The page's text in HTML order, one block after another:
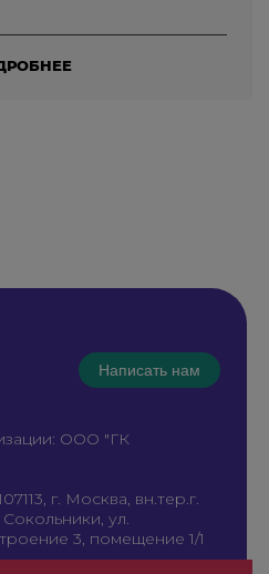
Написать нам
ООО "ГК
г. Москва, вн.тер.г.
ул.
3, помещение 1/1